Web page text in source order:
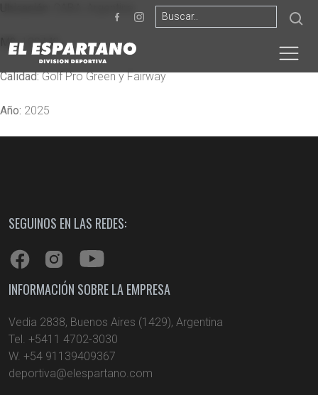
M2:130 M2
Calidad:Golf Pro Green y Fairway
Año: 2025
SEGUINOS EN LAS REDES:
INFORMACIÓN SOBRE LA EMPRESA
Vedia 2838, Buenos Aires (1429), Argentina
Tel. +5411 4702-3030
W. +54 91139409367
deportiva@elespartano.com